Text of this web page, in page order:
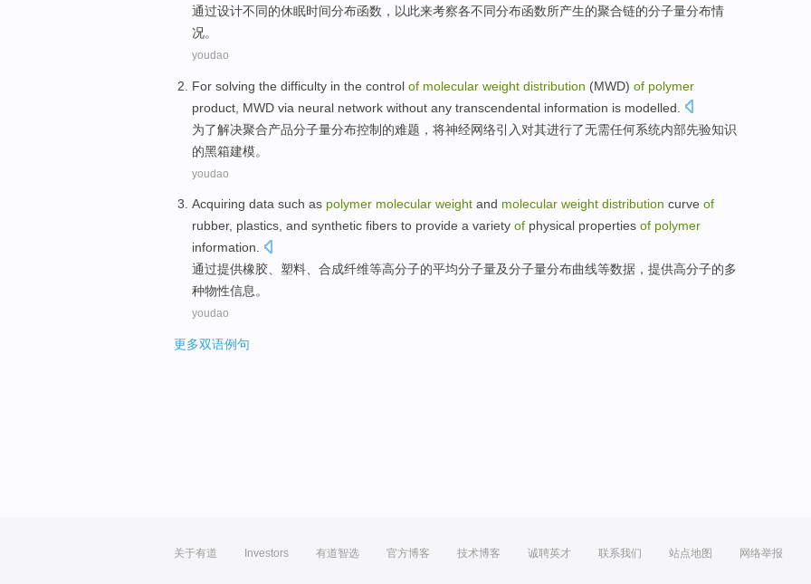
通过设计不同的休眠时间分布函数 ，以此来考察各不同分布函数所产生的聚合链的分子量分布情
况。
youdao
For solving the difficulty in the control of molecular weight distribution (MWD) of polymer
product , MWD via neural network without any transcendental information is modelled
为了解决聚合产品分子量分布控制的难题 ，将神经网络引入 对其进行了无需任何系统内部先验知识
的黑箱建模。
youdao
Acquiring data such as polymer molecular weight and molecular weight distribution curve of
rubber, plastics, and synthetic fibers to provide a variety of physical properties of polymer
information.
通过提供橡胶、 塑料、 合成纤维等高分子的平均分子量及分子量分布曲线等数据 ，提供高分子的多
种物性信息。
youdao
更多双语例句
关于有道 Investors 有道智选 官方博客 技术博客 诚聘英才 联系我们 站点地图 网络举报